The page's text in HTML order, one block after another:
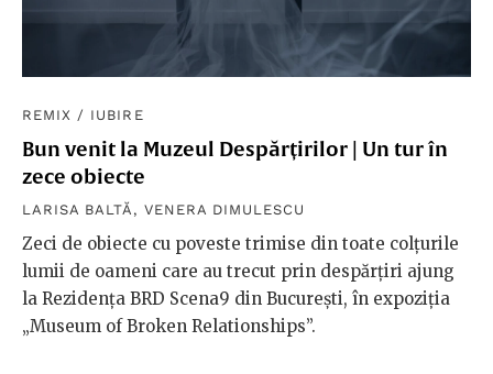
REMIX / IUBIRE
Bun venit la Muzeul Despărțirilor | Un tur în
zece obiecte
LARISA BALTĂ , VENERA DIMULESCU
Zeci de obiecte cu poveste trimise din toate colțurile
lumii de oameni care au trecut prin despărțiri ajung
la Rezidența BRD Scena9 din București, în expoziția
„Museum of Broken Relationships”.